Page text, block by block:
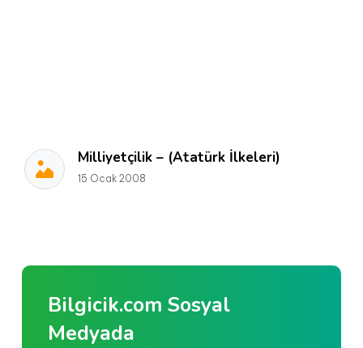
Milliyetçilik – (Atatürk İlkeleri)
15 Ocak 2008
Bilgicik.com Sosyal
Medyada